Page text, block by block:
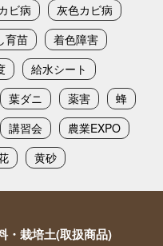
ビ病
灰色カビ病
育苗
着色障害
給水シート
葉ダニ 薬害
蜂
講習会
農業EXPO
黄砂
・栽培土(取扱商品)